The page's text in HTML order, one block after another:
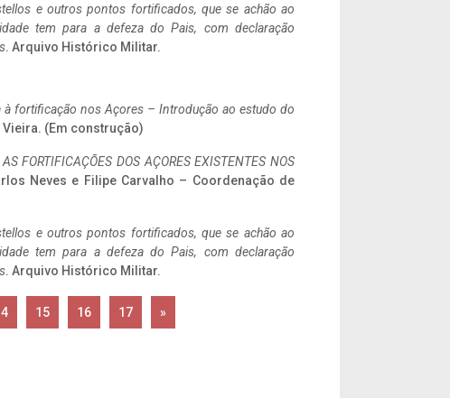
e outros pontos fortificados, que se achão ao
tem para a defeza do Pais, com declaração
. Arquivo Histórico Militar.
à fortificação nos Açores – Introdução ao estudo do
Vieira. (Em construção)
FORTIFICAÇÕES DOS AÇORES EXISTENTES NOS
Neves e Filipe Carvalho – Coordenação de
e outros pontos fortificados, que se achão ao
tem para a defeza do Pais, com declaração
. Arquivo Histórico Militar.
15 16 17 »